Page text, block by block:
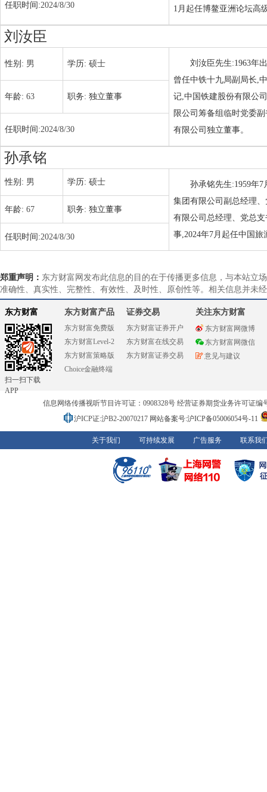
1月起任博鳌亚洲论坛高
任职时间:2024/8/30
刘汝臣
性别: 男 学历: 硕士
刘汝臣先生:1963年
曾任中铁十九局副局长,
记,中国铁建股份有限公
限公司筹备组临时党委
有限公司独立董事。
年龄: 63 职务: 独立董事
任职时间:2024/8/30
孙承铭
性别: 男 学历: 硕士
孙承铭先生:1959年
集团有限公司副总经理
有限公司总经理、党总
事,2024年7月起任中国
年龄: 67 职务: 独立董事
任职时间:2024/8/30
郑重声明： 东方财富网发布此信息的目的在于传播更多信息，与本站立
准确性、真实性、完整性、有效性、及时性、原创性等。相关信息并未
东方财富
扫一扫下载
APP
东方财富产品
东方财富免费版
东方财富Level-2
东方财富策略版
Choice金融终端
证券交易
东方财富证券开户
东方财富在线交易
东方财富证券交易
关注东方财富
东方财富网微博
东方财富网微信
意见与建议
信息网络传播视听节目许可证：0908328号 经营证券期货业务许可证编
沪ICP证:沪B2-20070217 网站备案号:沪ICP备05006054号-11
关于我们 可持续发展 广告服务 联系我